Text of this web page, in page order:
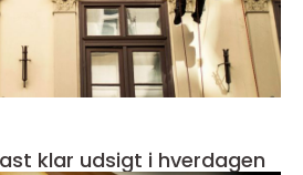
Vinduespudser ikast klar udsigt i hverdagen